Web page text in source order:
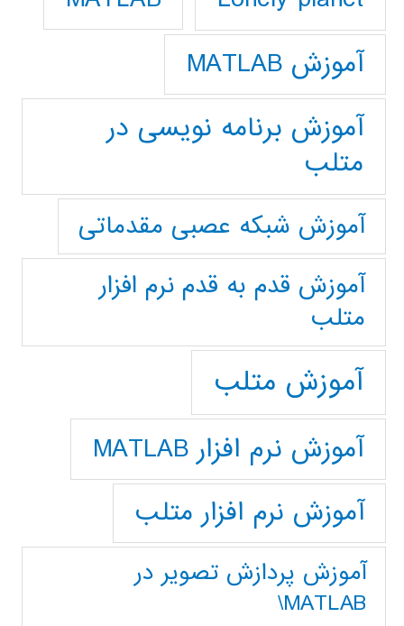
آموزش MATLAB
آموزش برنامه نویسی در
متلب
آموزش شبکه عصبی مقدماتی
آموزش قدم به قدم نرم افزار
متلب
آموزش متلب
آموزش نرم افزار MATLAB
آموزش نرم افزار متلب
آموزش پردازش تصوير در
MATLAB\